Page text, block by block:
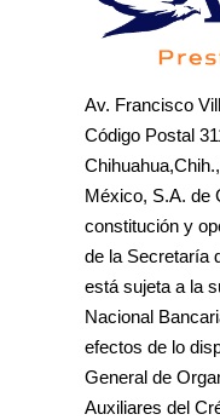
Av. Francisco
Código Postal
México, S.A. de
constitución y
de la Secretaría
está sujeta a la
Nacional
efectos de lo
General de
Auxiliares del